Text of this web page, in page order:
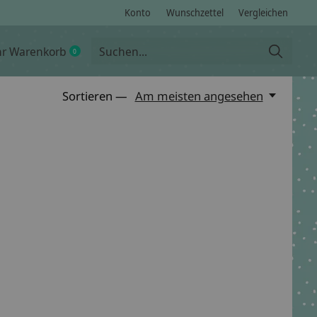
Konto Wunschzettel Vergleichen
Warenkorb 0items
Sortieren — Am meisten angesehen